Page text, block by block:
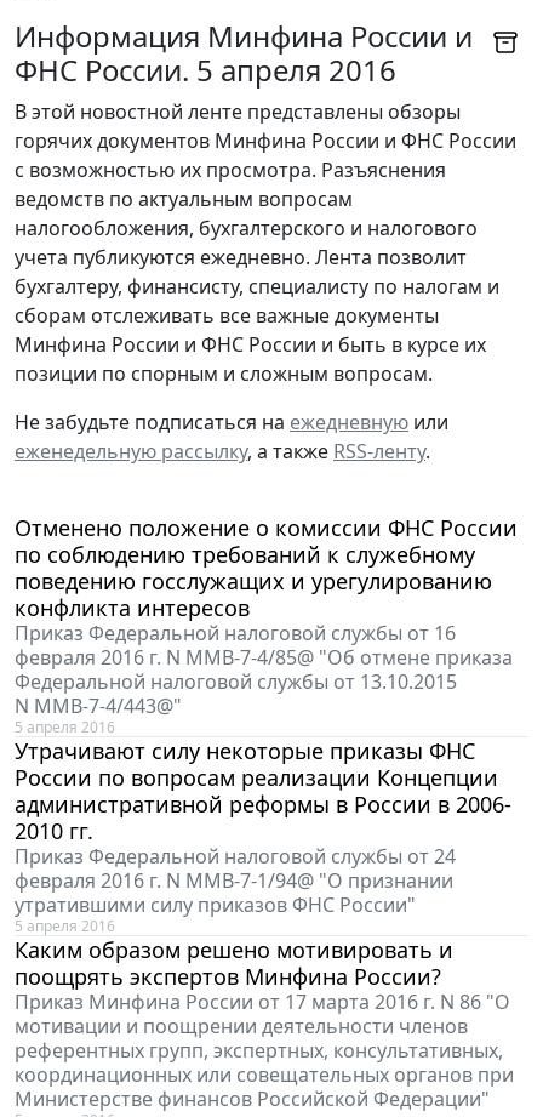
Информация Минфина России и
ФНС России. 5 апреля 2016
В этой новостной ленте представлены обзоры
горячих документов Минфина России и ФНС России
с возможностью их просмотра. Разъяснения
ведомств по актуальным вопросам
налогообложения, бухгалтерского и налогового
учета публикуются ежедневно. Лента позволит
бухгалтеру, финансисту, специалисту по налогам и
сборам отслеживать все важные документы
Минфина России и ФНС России и быть в курсе их
позиции по спорным и сложным вопросам.
Не забудьте подписаться на ежедневную или
еженедельную рассылку, а также RSS-ленту.
Отменено положение о комиссии ФНС России
по соблюдению требований к служебному
поведению госслужащих и урегулированию
конфликта интересов
Приказ Федеральной налоговой службы от 16
февраля 2016 г. N ММВ-7-4/85@ "Об отмене приказа
Федеральной налоговой службы от 13.10.2015
N ММВ-7-4/443@"
5 апреля 2016
Утрачивают силу некоторые приказы ФНС
России по вопросам реализации Концепции
административной реформы в России в 2006-
2010 гг.
Приказ Федеральной налоговой службы от 24
февраля 2016 г. N ММВ-7-1/94@ "О признании
утратившими силу приказов ФНС России"
5 апреля 2016
Каким образом решено мотивировать и
поощрять экспертов Минфина России?
Приказ Минфина России от 17 марта 2016 г. N 86 "О
мотивации и поощрении деятельности членов
референтных групп, экспертных, консультативных,
координационных или совещательных органов при
Министерстве финансов Российской Федерации"